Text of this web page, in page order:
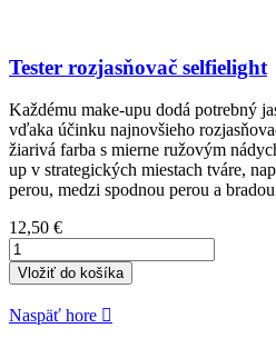
Tester rozjasňovač selfielight
Každému make-upu dodá potrebný
vďaka účinku najnovšieho
žiarivá farba s mierne ružovým
up v strategických miestach tváre,
perou, medzi spodnou perou a
Cena
12,50 €
Vložiť do košíka
Naspäť hore 